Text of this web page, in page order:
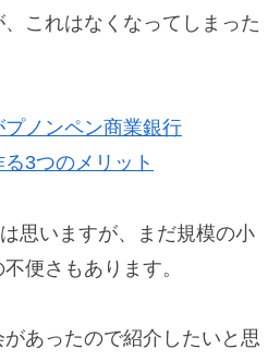
これはなくなってしまった
ノンペン商業銀行
3つのメリット
思いますが、まだ規模の小
便さもあります。
あったので紹介したいと思